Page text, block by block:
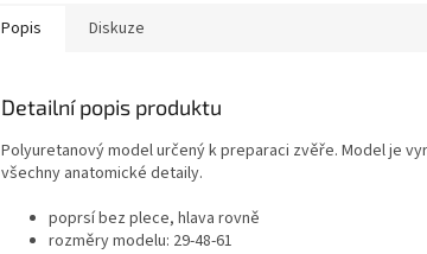
Popis Diskuze
Detailní popis produktu
Polyuretanový model určený k preparaci zvěře. Model je
všechny anatomické detaily.
poprsí bez plece, hlava rovně
rozměry modelu: 29-48-61